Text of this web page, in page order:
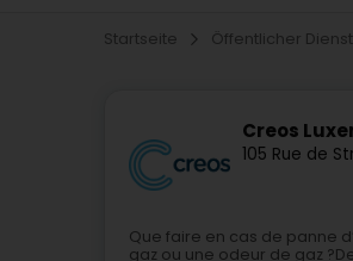
Startseite Öffentlicher Dienst
Creos
105 Rue de
Que faire en cas de panne
gaz ou une odeur de gaz